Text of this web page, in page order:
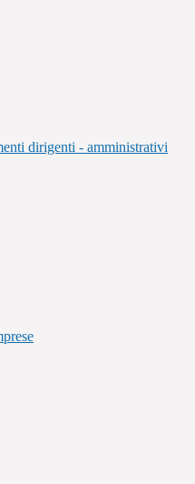
dirigenti - amministrativi